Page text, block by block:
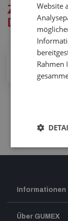
Informationen
Transport und
Über GUMEX
Website
Rahmen